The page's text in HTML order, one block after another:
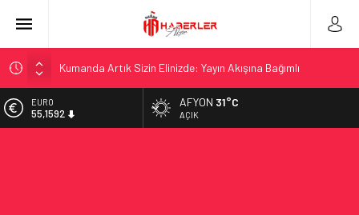
Kumanda Artık Sizin Elinizde: Yayın Akışına Bağımlı
Dinleme Cihazı Tespiti: Gizlilik İçin Alınması Gereken Önlemler
Girne’de Kiralık Ev Fırsatları ile Yeni Bir Hayat Başlatın
EURO
55,1592
AFYON 31°C
AÇIK